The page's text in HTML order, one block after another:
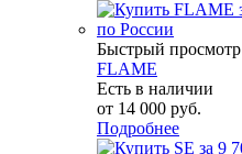
Быстрый просмотр
FLAME
Есть в наличии
от 14 000 руб.
Подробнее